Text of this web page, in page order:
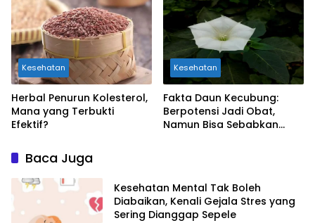
Kesehatan
Herbal Penurun Kolesterol,
Mana yang Terbukti
Efektif?
Kesehatan
Fakta Daun Kecubung:
Berpotensi Jadi Obat,
Namun Bisa Sebabkan
Baca Juga
Kesehatan Mental Tak Boleh
Diabaikan, Kenali Gejala Stres yang
Sering Dianggap Sepele